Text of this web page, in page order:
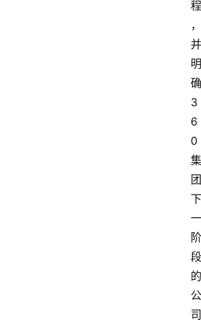
程
，
并
明
确
3
6
0
集
团
下
一
阶
段
的
公
司